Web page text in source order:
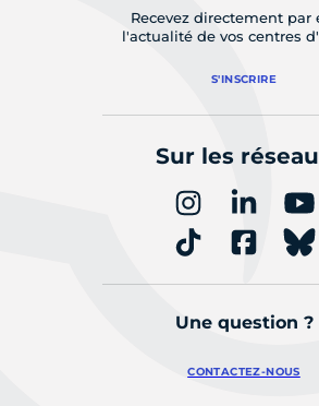
Recevez directement par
l'actualité de vos centres
S'INSCRIRE
Sur les
Une question ?
CONTACTEZ-NOUS